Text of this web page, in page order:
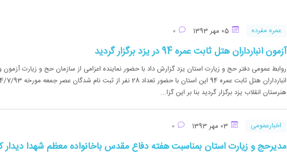
عمره مفرده
آزمون انبارداران هتل ثابت عمره 94 در یزد برگزار گردید
روابط عمومی دفتر حج و زیارت استان یزد گزارش داد با حضور نماینده اعزامی از سازمان حج و زیارت آزمون
هنرستان انقلاب یزد برگزار گردید بنا بر این گزا...
اخبارعمومی
مدیرحج و زیارت استان بمناسبت هفته دفاع مقدس باخانواده معظم شهدا دیدار